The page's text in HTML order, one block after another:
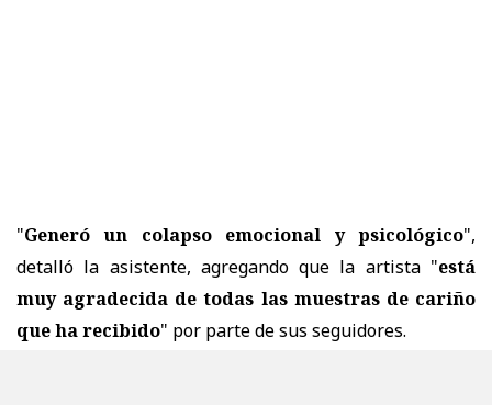
"Generó un colapso emocional y psicológico",
detalló la asistente, agregando que la artista "está
muy agradecida de todas las muestras de cariño
que ha recibido" por parte de sus seguidores.